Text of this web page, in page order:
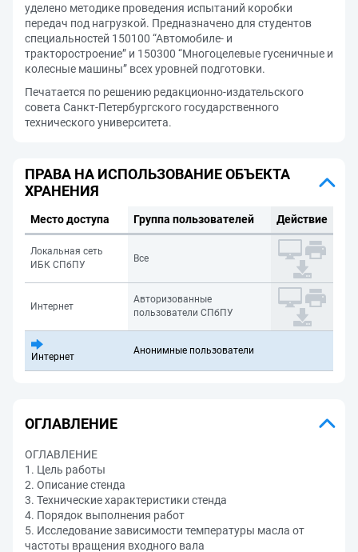
уделено методике проведения испытаний коробки
передач под нагрузкой. Предназначено для студентов
специальностей 150100 “Автомобиле- и
тракторостроение” и 150300 “Многоцелевые гусеничные и
колесные машины” всех уровней подготовки.
Печатается по решению редакционно-издательского
совета Санкт-Петербург­ского государственного
технического университета.
ПРАВА НА ИСПОЛЬЗОВАНИЕ ОБЪЕКТА
ХРАНЕНИЯ
Место доступа Группа пользователей Действие
Локальная сеть
ИБК СПбПУ
Все
Интернет
Авторизованные
пользователи СПбПУ
Интернет
Анонимные пользователи
ОГЛАВЛЕНИЕ
ОГЛАВЛЕНИЕ
1. Цель работы
2. Описание стенда
3. Технические характеристики стенда
4. Порядок выполнения работ
5. Исследование зависимости температуры масла от
частоты вращения входного вала